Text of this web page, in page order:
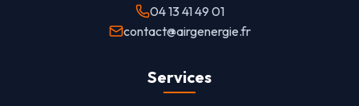
04 13 41 49 01
contact@airgenergie.fr
Services